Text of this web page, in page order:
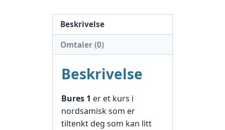
Beskrivelse
Omtaler (0)
Beskrivelse
Bures 1 er et kurs i
nordsamisk som er
tiltenkt deg som kan litt